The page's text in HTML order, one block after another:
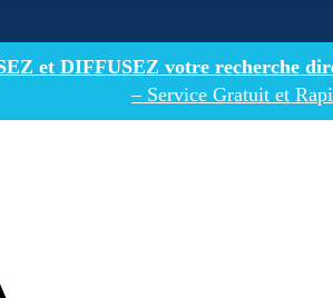
et DIFFUSEZ votre recherche
– Service Gratuit et